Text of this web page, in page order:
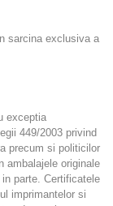
sarcina exclusiva a
exceptia
449/2003 privind
precum si politicilor
ambalajele originale
parte. Certificatele
imprimantelor si